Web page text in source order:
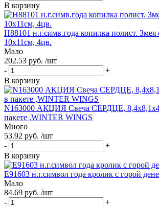
В корзину
Н88101 н.г.симв.года копилка полист. Змея
10х11см, 4цв.
Мало
202.53 руб. /шт
-
+
В корзину
N163000 АКЦИЯ Свеча СЕРДЦЕ,
пакете ,WINTER WINGS
Много
53.92 руб. /шт
-
+
В корзину
Е91603 н.г.символ года кролик с горой
Мало
84.69 руб. /шт
-
+